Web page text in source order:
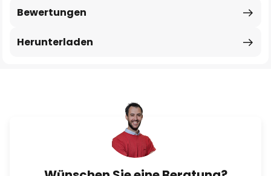
Bewertungen
Herunterladen